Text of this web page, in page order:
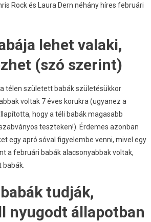
Rock és Laura Dern néhány híres februári
lehet valaki,
(szó szerint)
télen született babák születésükkor
voltak 7 éves korukra (ugyanez a
hogy a téli babák magasabb
teszteken!). Érdemes azonban
egy apró sóval figyelembe venni, mivel egy
a februári babák alacsonyabbak voltak,
tudják,
nyugodt állapotban